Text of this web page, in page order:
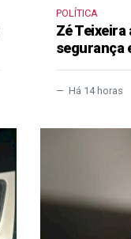
POLÍTICA
Zé Teixeira
segurança
Há 14 horas